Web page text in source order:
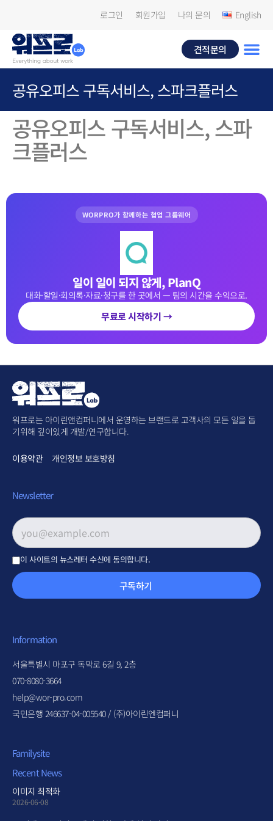
로그인 회원가입 나의 문의 English
견적문의
공유오피스 구독서비스, 스파크플러스
공유오피스 구독서비스, 스파
크플러스
WORPRO가 함께하는 협업 그룹웨어
일이 일이 되지 않게, PlanQ
대화·할일·회의록·자료·청구를 한 곳에서 — 팀의 시간을 수익으로.
무료로 시작하기 →
워프로는 아이린앤컴퍼니에서 운영하는 브랜드로 고객사의 모든 일을 돕
기위해 깊이있게 개발/연구합니다.
이용약관 개인정보 보호방침
Newsletter
이메일 주소*
이 사이트의 뉴스레터 수신에 동의합니다.
구독하기
Information
서울특별시 마포구 독막로 6길 9, 2층
070-8080-3664
help@wor-pro.com
국민은행 246637-04-005540 / (주)아이린엔컴퍼니
Familysite
Recent News
이미지 최적화
2026-06-08